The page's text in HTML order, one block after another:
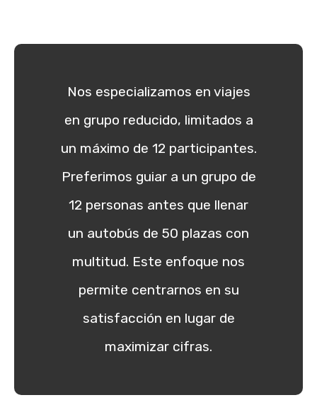
Nos especializamos en viajes
en grupo reducido, limitados a
un máximo de 12 participantes.
Preferimos guiar a un grupo de
12 personas antes que llenar
un autobús de 50 plazas con
multitud. Este enfoque nos
permite centrarnos en su
satisfacción en lugar de
maximizar cifras.